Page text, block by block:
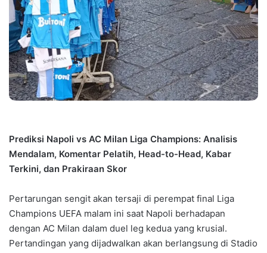
Prediksi Napoli vs AC Milan Liga Champions: Analisis
Mendalam, Komentar Pelatih, Head-to-Head, Kabar
Terkini, dan Prakiraan Skor
Pertarungan sengit akan tersaji di perempat final Liga
Champions UEFA malam ini saat Napoli berhadapan
dengan AC Milan dalam duel leg kedua yang krusial.
Pertandingan yang dijadwalkan akan berlangsung di Stadio